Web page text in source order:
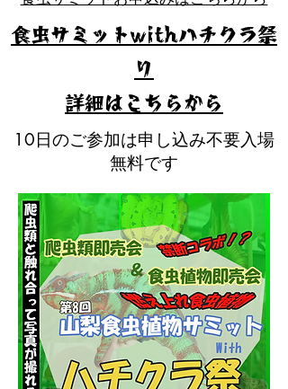
10日のご参加は申し込み不要入場
無料です
食虫サミットwithハチクラ祭
り
​詳細はこちらから